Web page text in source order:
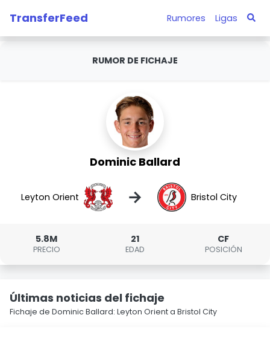
TransferFeed Rumores Ligas
RUMOR DE FICHAJE
Dominic Ballard
Leyton Orient → Bristol City
5.8M
PRECIO
21
EDAD
CF
POSICIÓN
Últimas noticias del fichaje
Fichaje de Dominic Ballard: Leyton Orient a Bristol City